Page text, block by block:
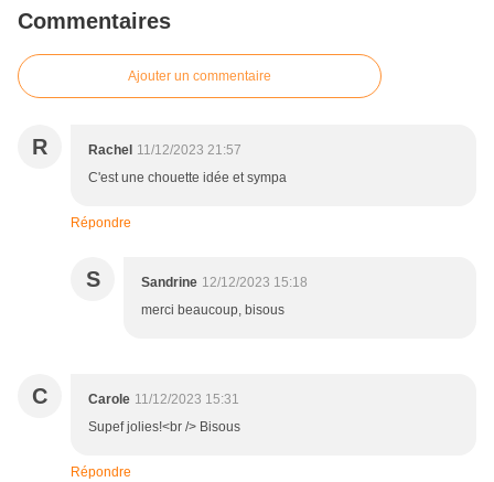
Commentaires
Ajouter un commentaire
R Rachel 11/12/2023 21:57
C'est une chouette idée et sympa
Répondre
S Sandrine 12/12/2023 15:18
merci beaucoup, bisous
C Carole 11/12/2023 15:31
Supef jolies!<br /> Bisous
Répondre